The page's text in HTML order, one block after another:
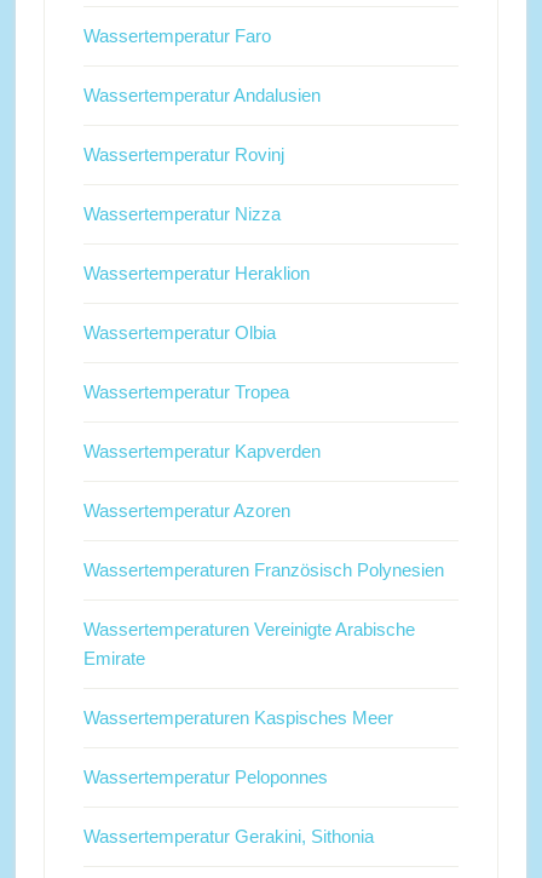
Wassertemperatur Faro
Wassertemperatur Andalusien
Wassertemperatur Rovinj
Wassertemperatur Nizza
Wassertemperatur Heraklion
Wassertemperatur Olbia
Wassertemperatur Tropea
Wassertemperatur Kapverden
Wassertemperatur Azoren
Wassertemperaturen Französisch Polynesien
Wassertemperaturen Vereinigte Arabische
Emirate
Wassertemperaturen Kaspisches Meer
Wassertemperatur Peloponnes
Wassertemperatur Gerakini, Sithonia